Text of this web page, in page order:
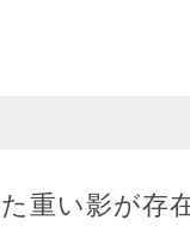
重い影が存